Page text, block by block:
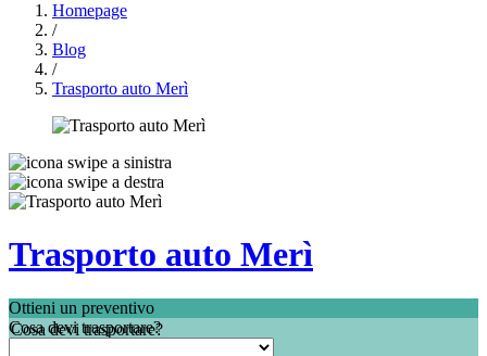
Homepage
/
Blog
/
Trasporto auto Merì
Trasporto auto Merì
Ottieni un preventivo
Cosa devi trasportare?